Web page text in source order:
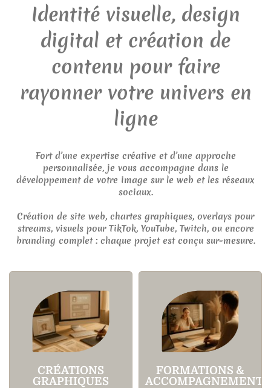
Identité visuelle, design
digital et création de
contenu pour faire
rayonner votre univers en
ligne
Fort d’une expertise créative et d’une approche
personnalisée, je vous accompagne dans le
développement de votre image sur le web et les réseaux
sociaux.
Création de site web, chartes graphiques, overlays pour
streams, visuels pour TikTok, YouTube, Twitch, ou encore
branding complet : chaque projet est conçu sur-mesure.
CRÉATIONS
GRAPHIQUES
FORMATIONS &
ACCOMPAGNEMENTS